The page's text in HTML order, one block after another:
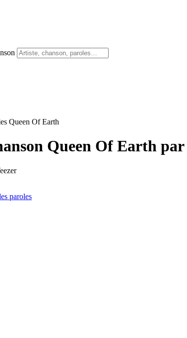
Queen Of Earth
Queen Of Earth par
paroles